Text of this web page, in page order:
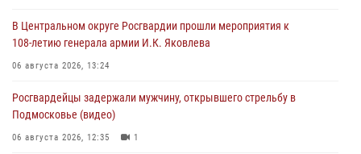
В Центральном округе Росгвардии прошли мероприятия к
108‑летию генерала армии И.К. Яковлева
06 августа 2026, 13:24
Росгвардейцы задержали мужчину, открывшего стрельбу в
Подмосковье (видео)
06 августа 2026, 12:35 1